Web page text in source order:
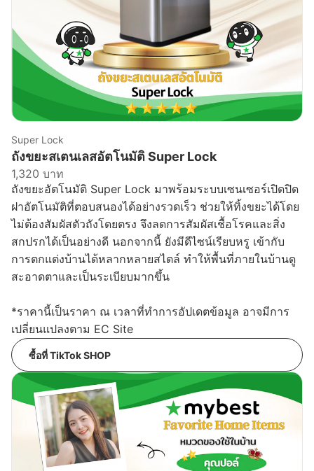
Super Lock
ถังขยะสเตนเลสอัตโนมัติ Super Lock
1,320 บาท
ถังขยะอัตโนมัติ Super Lock มาพร้อมระบบเซนเซอร์เปิดปิด
ฝาอัตโนมัติที่ตอบสนองได้อย่างรวดเร็ว ช่วยให้ทิ้งขยะได้โดย
ไม่ต้องสัมผัสตัวถังโดยตรง จึงลดการสัมผัสเชื้อโรคและสิ่ง
สกปรกได้เป็นอย่างดี นอกจากนี้ ยังมีดีไซน์เรียบหรู เข้ากับ
การตกแต่งบ้านได้หลากหลายสไตล์ ทำให้พื้นที่ภายในบ้านดู
สะอาดตาและเป็นระเบียบมากขึ้น
*ราคานี้เป็นราคา ณ เวลาที่ทำการอัปเดตข้อมูล อาจมีการ
เปลี่ยนแปลงตาม EC Site
ซื้อที่ TikTok SHOP